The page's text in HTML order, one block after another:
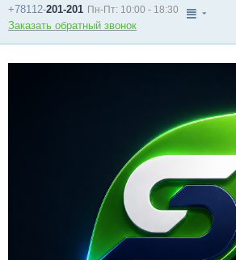
+78112-201-201 Пн-Пт: 10:00 - 18:30
Заказать обратный звонок